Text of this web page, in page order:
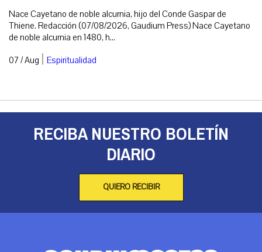
Nace Cayetano de noble alcurnia, hijo del Conde Gaspar de
Thiene. Redacción (07/08/2026, Gaudium Press) Nace Cayetano
de noble alcurnia en 1480, h...
07 / Aug | Espiritualidad
RECIBA NUESTRO BOLETÍN
DIARIO
QUIERO RECIBIR